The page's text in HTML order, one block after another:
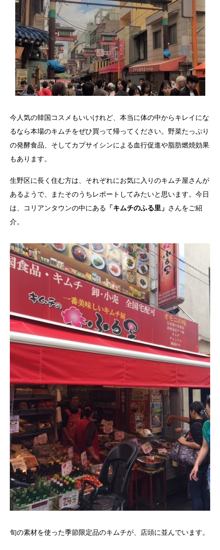
今人気の韓国コスメもいいけれど、本当に体の中からキレイにな
るなら本場のキムチをぜひ買って帰ってください。野菜たっぷり
の発酵食品、そしてカプサイシンによる血行促進や脂肪燃焼効果
もあります。
生野区に長く住む方は、それぞれにお気に入りのキムチ屋さんが
あるようで、またそのうちレポートしてみたいと思います。今日
は、コリアンタウンの中にある 「キムチのふる里」 さんをご紹
介。
旬の素材を使った季節限定品のキムチが、店頭に並んでいます。